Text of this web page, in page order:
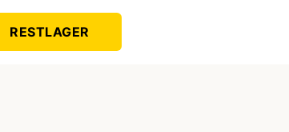
RESTLAGER